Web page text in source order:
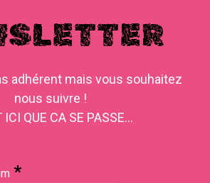
adhérent mais vous souhaitez
nous suivre !
ICI QUE CA SE PASSE...
*